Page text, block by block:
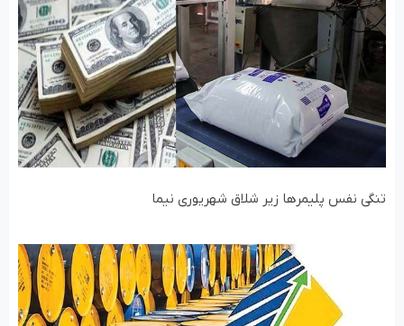
تنگی نفس‌ پلیمرها زیر شلاق شهریوری نیما